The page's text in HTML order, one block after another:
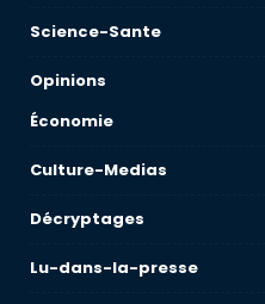
Science-Sante
Opinions
Économie
Culture-Medias
Décryptages
Lu-dans-la-presse